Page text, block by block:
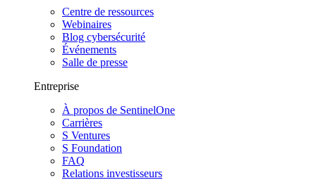
Centre de ressources
Webinaires
Blog cybersécurité
Événements
Salle de presse
Entreprise
À propos de SentinelOne
Carrières
S Ventures
S Foundation
FAQ
Relations investisseurs